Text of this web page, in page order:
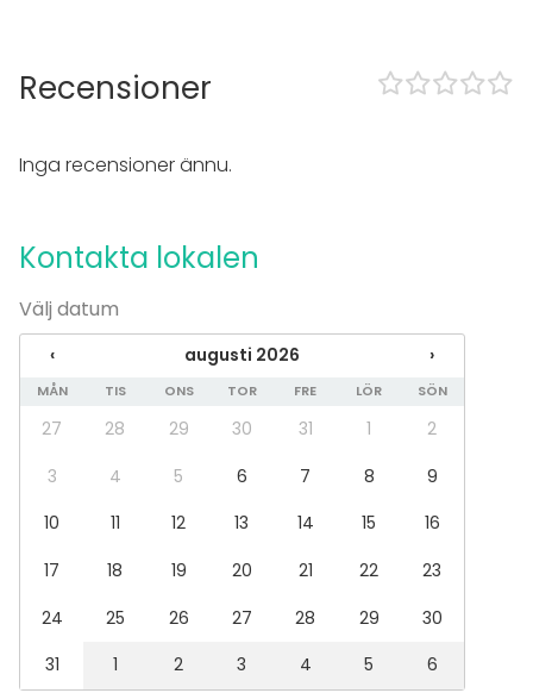
Fest
Spa / relax / bastu
Mässa / Utställning
Rekreation
Stuga / boende
Upplevelse / aktivitet
Julbord / Julfest
Lokal
Upplevelse / aktivitet
Recensioner
Inga recensioner ännu.
Kontakta lokalen
Välj datum
‹ augusti 2026 ›
MÅN TIS ONS TOR FRE LÖR SÖN
27 28 29 30 31 1
2
3
4 5 6 7 8
9
10
11 12 13 14 15
16
17
18 19 20 21 22
23
24
25 26 27 28 29
30
31
1 2 3 4 5 6